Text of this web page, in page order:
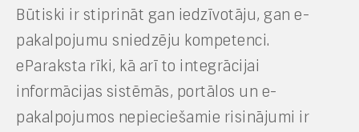
Būtiski ir stiprināt gan iedzīvotāju, gan e-
pakalpojumu sniedzēju kompetenci.
eParaksta rīki, kā arī to integrācijai
informācijas sistēmās, portālos un e-
pakalpojumos nepieciešamie risinājumi ir